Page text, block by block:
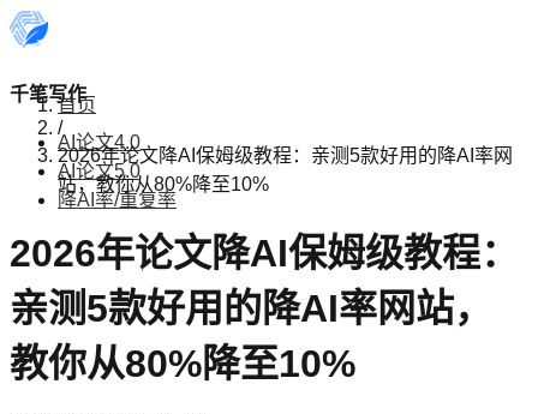
千笔写作
AI论文4.0
AI论文5.0
降AI率/重复率
首页
/
2026年论文降AI保姆级教程：亲测5款好用的降AI率网
站，教你从80%降至10%
2026年论文降AI保姆级教程：
亲测5款好用的降AI率网站，
教你从80%降至10%